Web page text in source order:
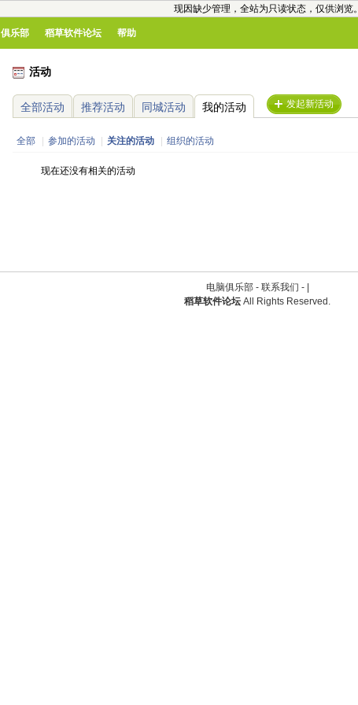
现因缺少管理，全站为只读状态，仅供浏览。
俱乐部 稻草软件论坛 帮助
活动
全部活动 推荐活动 同城活动 我的活动 发起新活动
全部 参加的活动 关注的活动 组织的活动
现在还没有相关的活动
电脑俱乐部 - 联系我们 -
稻草软件论坛 All Rights Reserved.